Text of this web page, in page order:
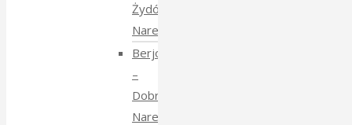
Żydów
Narewkowskich
Berjozkele
–
Dobranoc
Narewko